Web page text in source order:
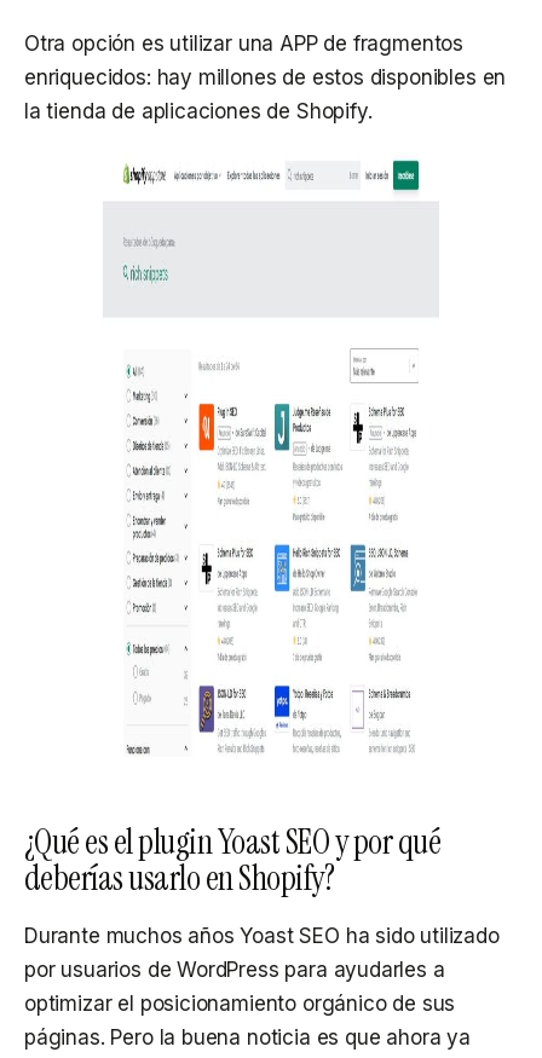
Otra opción es utilizar una APP de fragmentos
enriquecidos: hay millones de estos disponibles en
la tienda de aplicaciones de Shopify.
¿Qué es el plugin Yoast SEO y por qué
deberías usarlo en Shopify?
Durante muchos años Yoast SEO ha sido utilizado
por usuarios de WordPress para ayudarles a
optimizar el posicionamiento orgánico de sus
páginas. Pero la buena noticia es que ahora ya